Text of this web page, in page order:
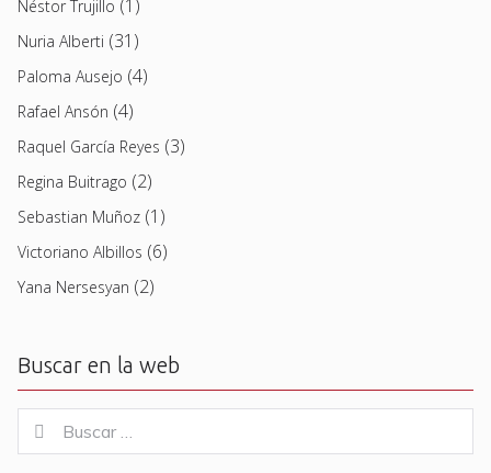
Néstor Trujillo (1)
Nuria Alberti (31)
Paloma Ausejo (4)
Rafael Ansón (4)
Raquel García Reyes (3)
Regina Buitrago (2)
Sebastian Muñoz (1)
Victoriano Albillos (6)
Yana Nersesyan (2)
Buscar en la web
for:
Buscar